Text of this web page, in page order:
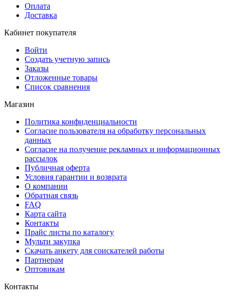
Оплата
Доставка
Кабинет покупателя
Войти
Создать учетную запись
Заказы
Отложенные товары
Список сравнения
Магазин
Политика конфиденциальности
Согласие пользователя на обработку персональных
данных
Согласие на получение рекламных и информационных
рассылок
Публичная оферта
Условия гарантии и возврата
О компании
Обратная связь
FAQ
Карта сайта
Контакты
Прайс листы по каталогу
Мульти закупка
Скачать анкету для соискателей работы
Партнерам
Оптовикам
Контакты